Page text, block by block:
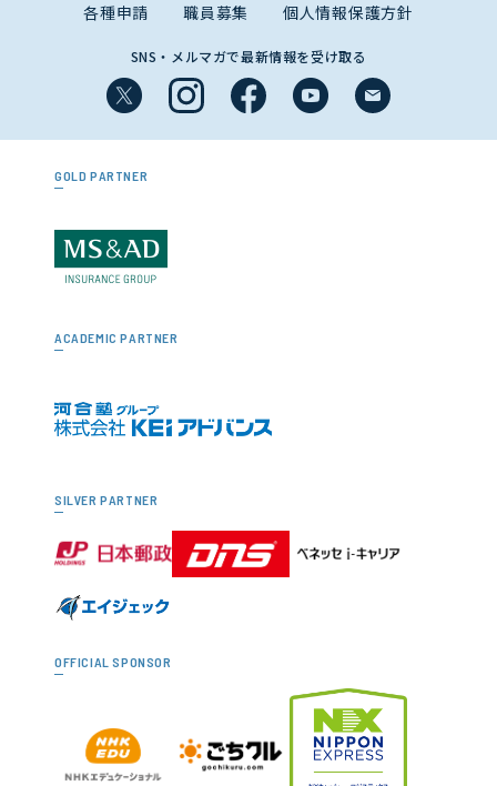
各種申請 職員募集 個人情報保護方針
SNS・メルマガで最新情報を受け取る
GOLD PARTNER
ACADEMIC PARTNER
SILVER PARTNER
OFFICIAL SPONSOR